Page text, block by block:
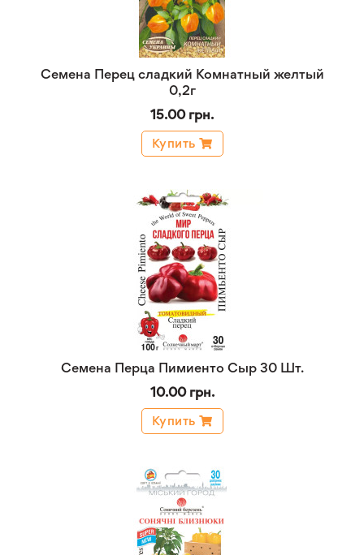
Семена Перец сладкий Комнатный желтый
0,2г
15.00 грн.
Купить
Семена Перца Пимиенто Сыр 30 Шт.
10.00 грн.
Купить